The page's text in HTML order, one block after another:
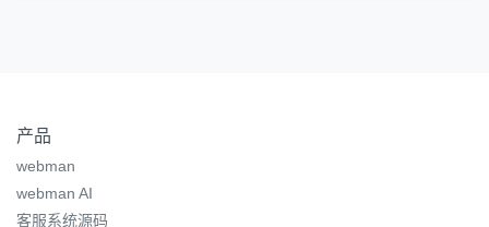
产品
webman
webman AI
客服系统源码